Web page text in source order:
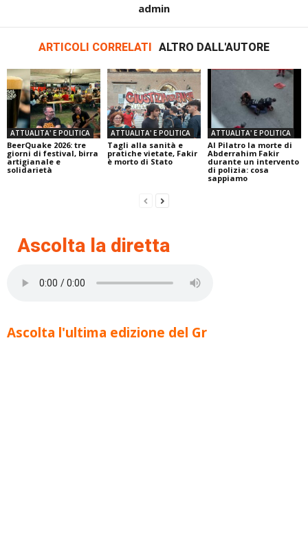
admin
ARTICOLI CORRELATI ALTRO DALL'AUTORE
ATTUALITA' E POLITICA
BeerQuake 2026: tre
giorni di festival, birra
artigianale e
solidarietà
ATTUALITA' E POLITICA
Tagli alla sanità e
pratiche vietate, Fakir
è morto di Stato
ATTUALITA' E POLITICA
Al Pilatro la morte di
Abderrahim Fakir
durante un intervento
di polizia: cosa
sappiamo
Ascolta la diretta
Ascolta l'ultima edizione del Gr